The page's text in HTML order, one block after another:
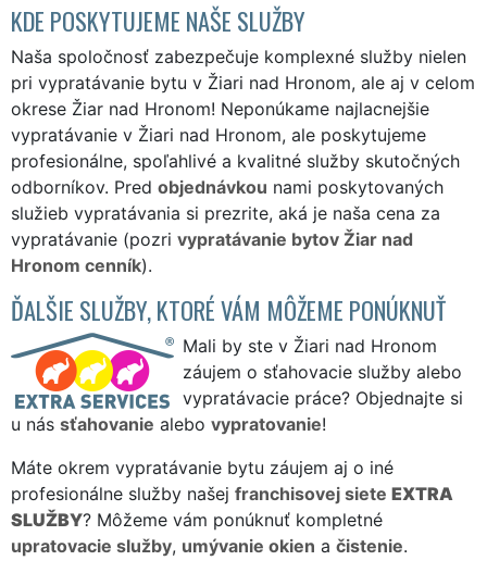
KDE POSKYTUJEME NAŠE SLUŽBY
Naša spoločnosť zabezpečuje komplexné služby nielen
pri vypratávanie bytu v Žiari nad Hronom, ale aj v celom
okrese Žiar nad Hronom! Neponúkame najlacnejšie
vypratávanie v Žiari nad Hronom, ale poskytujeme
profesionálne, spoľahlivé a kvalitné služby skutočných
odborníkov. Pred objednávkou nami poskytovaných
služieb vypratávania si prezrite, aká je naša cena za
vypratávanie (pozri vypratávanie bytov Žiar nad
Hronom cenník).
ĎALŠIE SLUŽBY, KTORÉ VÁM MÔŽEME PONÚKNUŤ
Mali by ste v Žiari nad Hronom
záujem o sťahovacie služby alebo
vypratávacie práce? Objednajte si
u nás sťahovanie alebo vypratovanie!
Máte okrem vypratávanie bytu záujem aj o iné
profesionálne služby našej franchisovej siete EXTRA
SLUŽBY? Môžeme vám ponúknuť kompletné
upratovacie služby, umývanie okien a čistenie.